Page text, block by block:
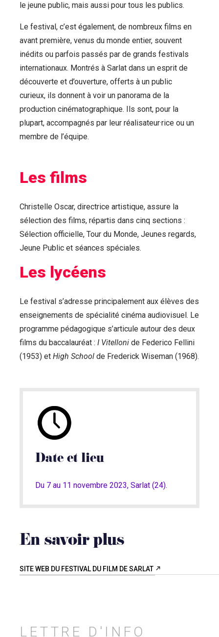
le jeune public, mais aussi pour tous les publics.
Le festival, c’est également, de nombreux films en
avant première, venus du monde entier, souvent
inédits ou parfois passés par de grands festivals
internationaux. Montrés à Sarlat dans un esprit de
découverte et d’ouverture, offerts à un public
curieux, ils donnent à voir un panorama de la
production cinématographique. Ils sont, pour la
plupart, accompagnés par leur réalisateur·rice ou un
membre de l’équipe.
Les films
Christelle Oscar, directrice artistique, assure la
sélection des films, répartis dans cinq sections :
Sélection officielle, Tour du Monde, Jeunes regards,
Jeune Public et séances spéciales.
Les lycéens
Le festival s’adresse principalement aux élèves des
enseignements de spécialité cinéma audiovisuel. Le
programme pédagogique s’articule autour des deux
films du baccalauréat : I Vitelloni de Federico Fellini
(1953) et High School de Frederick Wiseman (1968).
Date et lieu
Du 7 au 11 novembre 2023, Sarlat (24).
En savoir plus
SITE WEB DU FESTIVAL DU FILM DE SARLAT
LETTRE D'INFO